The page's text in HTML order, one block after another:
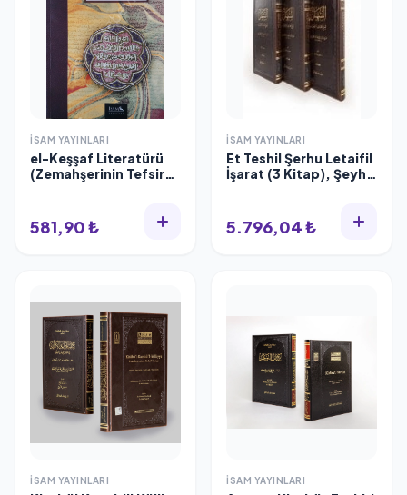
İSAM YAYINLARI
el-Keşşaf Literatürü
(Zemahşerinin Tefsir
581,90 ₺
İSAM YAYINLARI
Et Teshil Şerhu Letaifil
İşarat (3 Kitap), Şeyh
5.796,04 ₺
İSAM YAYINLARI İSAM YAYINLARI